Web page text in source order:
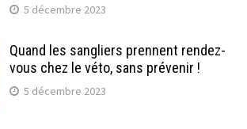
5 décembre 2023
Quand les sangliers prennent rendez-
vous chez le véto, sans prévenir !
5 décembre 2023